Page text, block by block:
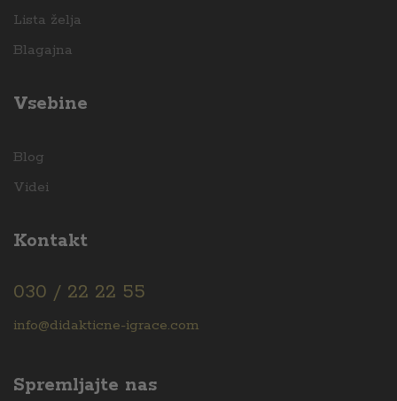
Lista želja
Blagajna
Vsebine
Blog
Videi
Kontakt
030 / 22 22 55
info@didakticne-igrace.com
Spremljajte nas